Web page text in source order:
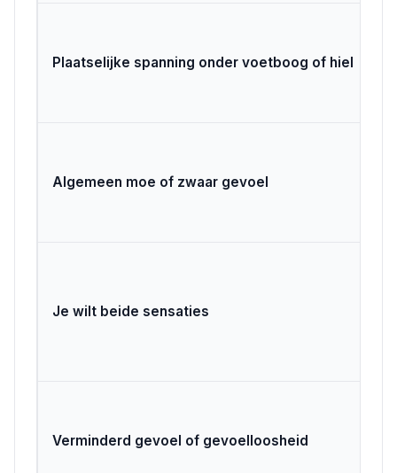
Plaatselijke spanning onder voetboog of hiel
Algemeen moe of zwaar gevoel
Je wilt beide sensaties
Verminderd gevoel of gevoelloosheid